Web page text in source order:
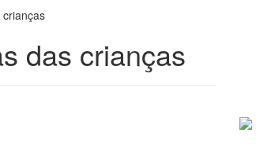
das crianças